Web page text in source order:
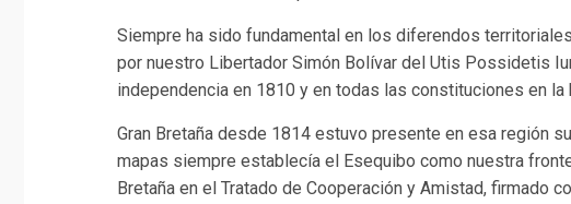
Siempre ha sido fundamental en los diferendos
por nuestro Libertador Simón Bolívar del Utis Possidetis
independencia en 1810 y en todas las constituciones en la
Gran Bretaña desde 1814 estuvo presente en esa región
mapas siempre establecía el Esequibo como nuestra
Bretaña en el Tratado de Cooperación y Amistad, firmado